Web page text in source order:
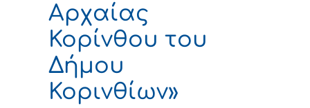
Αρχαίας
Κορίνθου του
Δήμου
Κορινθίων»